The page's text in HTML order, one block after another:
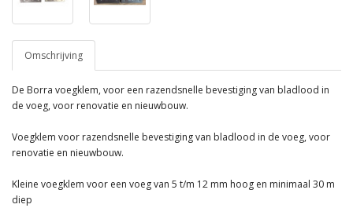
Omschrijving
De Borra voegklem, voor een razendsnelle bevestiging van bladlood in
de voeg, voor renovatie en nieuwbouw.
Voegklem voor razendsnelle bevestiging van bladlood in de voeg, voor
renovatie en nieuwbouw.
Kleine voegklem voor een voeg van 5 t/m 12 mm hoog en minimaal 30 m
diep